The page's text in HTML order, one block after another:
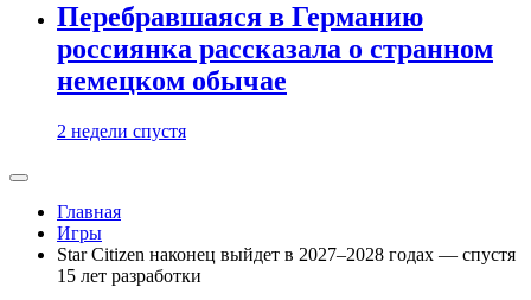
Перебравшаяся в Германию
россиянка рассказала о странном
немецком обычае
2 недели спустя
Главная
Игры
Star Citizen наконец выйдет в 2027–2028 годах — спустя
15 лет разработки